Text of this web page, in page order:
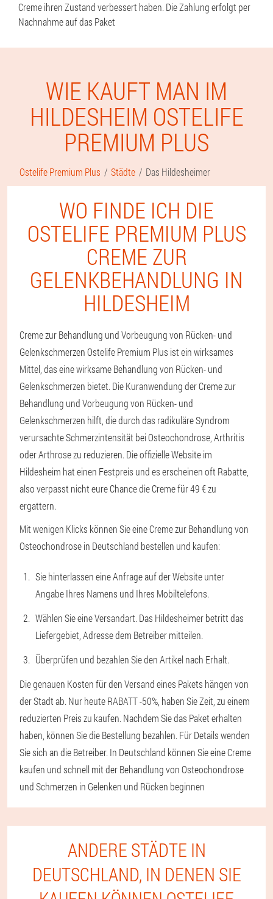
Creme ihren Zustand verbessert haben. Die Zahlung erfolgt per
Nachnahme auf das Paket
WIE KAUFT MAN IM
HILDESHEIM OSTELIFE
PREMIUM PLUS
Ostelife Premium Plus Städte Das Hildesheimer
WO FINDE ICH DIE
OSTELIFE PREMIUM PLUS
CREME ZUR
GELENKBEHANDLUNG IN
HILDESHEIM
Creme zur Behandlung und Vorbeugung von Rücken- und
Gelenkschmerzen Ostelife Premium Plus ist ein wirksames
Mittel, das eine wirksame Behandlung von Rücken- und
Gelenkschmerzen bietet. Die Kuranwendung der Creme zur
Behandlung und Vorbeugung von Rücken- und
Gelenkschmerzen hilft, die durch das radikuläre Syndrom
verursachte Schmerzintensität bei Osteochondrose, Arthritis
oder Arthrose zu reduzieren. Die offizielle Website im
Hildesheim hat einen Festpreis und es erscheinen oft Rabatte,
also verpasst nicht eure Chance die Creme für 49 € zu
ergattern.
Mit wenigen Klicks können Sie eine Creme zur Behandlung von
Osteochondrose in Deutschland bestellen und kaufen:
Sie hinterlassen eine Anfrage auf der Website unter
Angabe Ihres Namens und Ihres Mobiltelefons.
Wählen Sie eine Versandart. Das Hildesheimer betritt das
Liefergebiet, Adresse dem Betreiber mitteilen.
Überprüfen und bezahlen Sie den Artikel nach Erhalt.
Die genauen Kosten für den Versand eines Pakets hängen von
der Stadt ab. Nur heute RABATT -50%, haben Sie Zeit, zu einem
reduzierten Preis zu kaufen. Nachdem Sie das Paket erhalten
haben, können Sie die Bestellung bezahlen. Für Details wenden
Sie sich an die Betreiber. In Deutschland können Sie eine Creme
kaufen und schnell mit der Behandlung von Osteochondrose
und Schmerzen in Gelenken und Rücken beginnen
ANDERE STÄDTE IN
DEUTSCHLAND, IN DENEN SIE